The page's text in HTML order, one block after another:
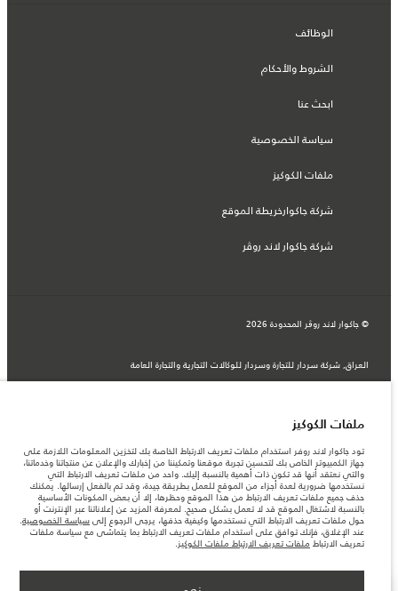
الوظائف
الشروط والأحكام
ابحث عنا
سياسة الخصوصية
ملفات الكوكيز
شركة جاكوارخريطة الموقع
شركة جاكوار لاند روڤر
© جاكوار لاند روڨر المحدودة 2026
العراق, شركة سردار للتجارة وسردار للوكالات التجارية والتجارة العامة
الأرقام المقدمة هي نتيجة لاختبارات المصنع الرسمية وفقاً لتشريعات الاتحاد الأوروبي. قد
يتباين استهلك الوقود الفعلي للمركبة عن ذلك المتحقق في تلك الاختبارات كما أن هذه
الأرقام بغرض المقارنة فحسب.
ملاحظة مهمة حول الصور والمواصفات. إن النقص العالمي في أشباه الموصلات يؤثر حاليًا
في مواصفات تصميم السيارات وتوفر الخيارات وتوقيتات التصاميم. هذا ظرف ديناميكي
للغاية، ونتيجة لذلك، قد لا تمثّل الصور المستخدَمة ضمن موقع الويب حاليًا المواصفات الحالية
بالكامل بالنسبة إلى الميزات والخيارات والحلية ومجموعات الألوان. يرجى استشارة وكيلك الذي
سيتمكّن من تأكيد أي تقييدات حالية معك للسماح لك باتخاذ قرار مدروس
ملفات الكوكيز
تود جاكوار لاند روفر استخدام ملفات تعريف الارتباط الخاصة بك لتخزين المعلومات اللازمة على
جهاز الكمبيوتر الخاص بك لتحسين تجربة موقعنا وتمكيننا من إخبارك والإعلان عن منتجاتنا وخدماتنا،
والتي نعتقد أنها قد تكون ذات أهمية بالنسبة إليك. واحد من ملفات تعريف الارتباط التي
نستخدمها ضرورية لعدة أجزاء من الموقع للعمل بطريقة جيدة، وقد تم بالفعل إرسالها. يمكنك
حذف جميع ملفات تعريف الارتباط من هذا الموقع وحظرها، إلا أن بعض المكونات الأساسية
بالنسبة لاشتغال الموقع قد لا تعمل بشكل صحيح. لمعرفة المزيد عن إعلاناتنا عبر الإنترنت أو
حول ملفات تعريف الارتباط التي نستخدمها وكيفية حذفها، يرجى الرجوع إلى سياسة الخصوصية.
عند الإغلاق، فإنك توافق على استخدام ملفات تعريف الارتباط بما يتماشى مع سياسة ملفات
تعريف الارتباط ملفات تعريف الارتباط ملفات الكوكيز.